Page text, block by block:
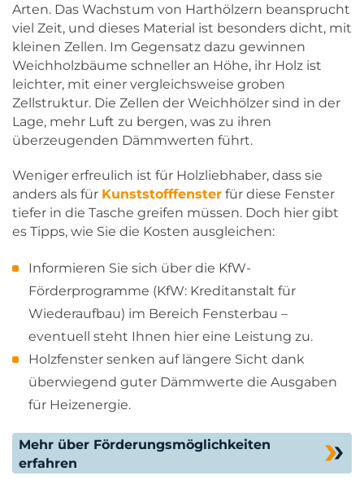
Arten. Das Wachstum von Harthölzern beansprucht
viel Zeit, und dieses Material ist besonders dicht, mit
kleinen Zellen. Im Gegensatz dazu gewinnen
Weichholzbäume schneller an Höhe, ihr Holz ist
leichter, mit einer vergleichsweise groben
Zellstruktur. Die Zellen der Weichhölzer sind in der
Lage, mehr Luft zu bergen, was zu ihren
überzeugenden Dämmwerten führt.
Weniger erfreulich ist für Holzliebhaber, dass sie
anders als für Kunststofffenster für diese Fenster
tiefer in die Tasche greifen müssen. Doch hier gibt
es Tipps, wie Sie die Kosten ausgleichen:
Informieren Sie sich über die KfW-
Förderprogramme (KfW: Kreditanstalt für
Wiederaufbau) im Bereich Fensterbau –
eventuell steht Ihnen hier eine Leistung zu.
Holzfenster senken auf längere Sicht dank
überwiegend guter Dämmwerte die Ausgaben
für Heizenergie.
Mehr über Förderungsmöglichkeiten
erfahren